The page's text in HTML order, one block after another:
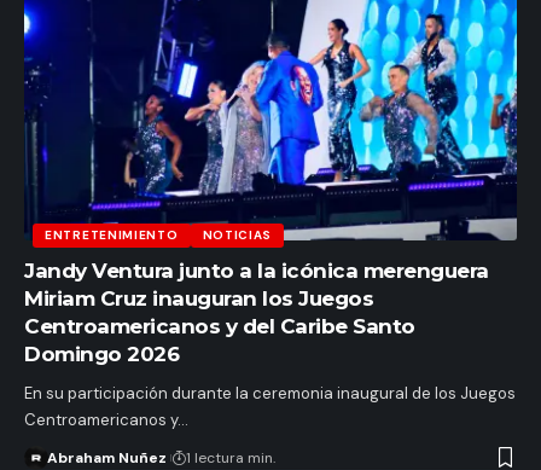
ENTRETENIMIENTO NOTICIAS
Jandy Ventura junto a la icónica merenguera
Miriam Cruz inauguran los Juegos
Centroamericanos y del Caribe Santo
Domingo 2026
En su participación durante la ceremonia inaugural de los Juegos
Centroamericanos y…
Abraham Nuñez 1 lectura min.